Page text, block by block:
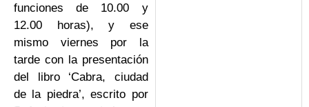
funciones de 10.00 y
12.00 horas), y ese
mismo viernes por la
tarde con la presentación
del libro ‘Cabra, ciudad
de la piedra’, escrito por